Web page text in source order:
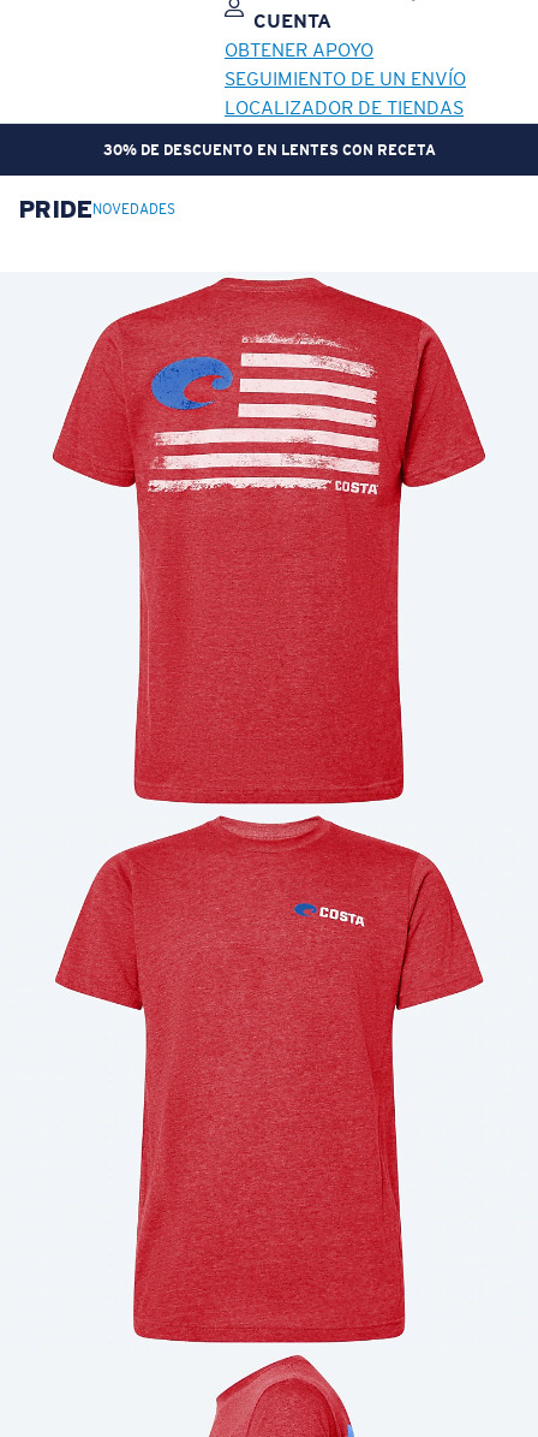
CUENTA
OBTENER APOYO
SEGUIMIENTO DE UN ENVÍO
LOCALIZADOR DE TIENDAS
30% DE DESCUENTO EN LENTES CON RECETA
OBJETIVO ACTUALIZADO
Precio:
Cantidad:
Precio: Sin cargo
Cantidad:
PRIDE NOVEDADES